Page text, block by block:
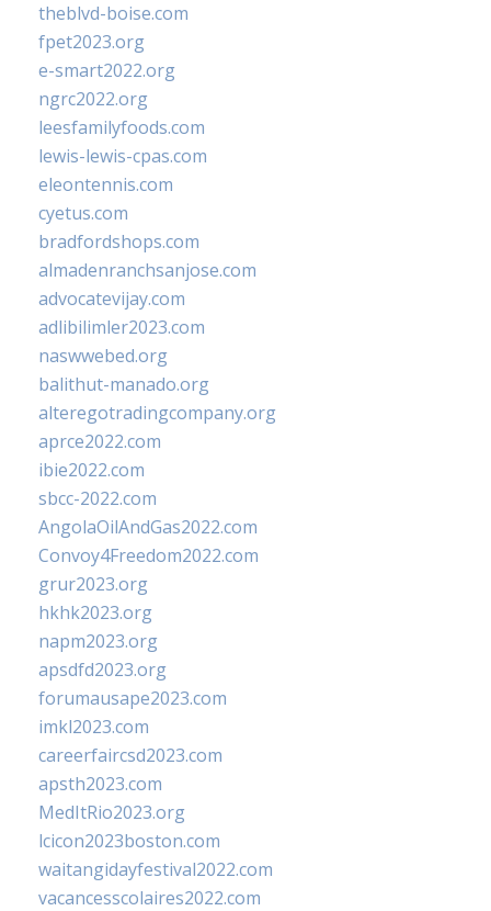
theblvd-boise.com
fpet2023.org
e-smart2022.org
ngrc2022.org
leesfamilyfoods.com
lewis-lewis-cpas.com
eleontennis.com
cyetus.com
bradfordshops.com
almadenranchsanjose.com
advocatevijay.com
adlibilimler2023.com
naswwebed.org
balithut-manado.org
alteregotradingcompany.org
aprce2022.com
ibie2022.com
sbcc-2022.com
AngolaOilAndGas2022.com
Convoy4Freedom2022.com
grur2023.org
hkhk2023.org
napm2023.org
apsdfd2023.org
forumausape2023.com
imkl2023.com
careerfaircsd2023.com
apsth2023.com
MedItRio2023.org
lcicon2023boston.com
waitangidayfestival2022.com
vacancesscolaires2022.com